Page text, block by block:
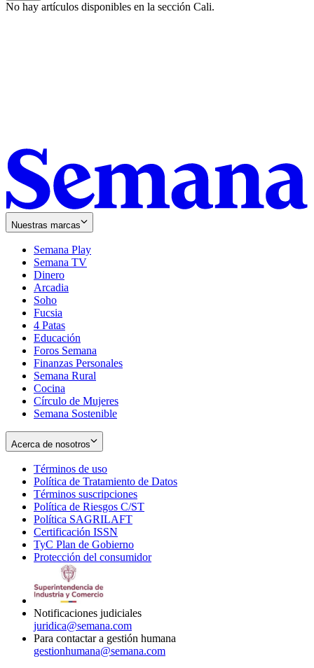
No hay artículos disponibles en la sección Cali.
Nuestras marcas
Semana Play
Semana TV
Dinero
Arcadia
Soho
in
new
window
Fucsia
in
new
window
4 Patas
Educación
Foros Semana
Finanzas Personales
Semana Rural
Cocina
Círculo de Mujeres
Semana Sostenible
Acerca de nosotros
Términos de uso
in
new
window
Política de Tratamiento de Datos
Términos suscripciones
in
Política de Riesgos C/ST
Política SAGRILAFT
new
window
Certificación ISSN
in
new
TyC Plan de Gobierno
in
Protección del consumidorOpens
Notificaciones judiciales
juridica@semana.com
Para contactar a gestión humana
gestionhumana@semana.com